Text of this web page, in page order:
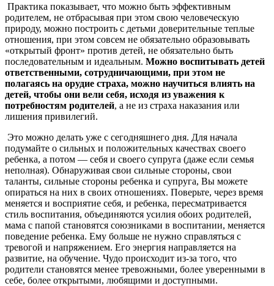
Практика показывает, что можно быть эффективным
родителем, не отбрасывая при этом свою человеческую
природу, можно построить с детьми доверительные теплые
отношения, при этом совсем не обязательно образовывать
«открытый фронт» против детей, не обязательно быть
последовательным и идеальным. Можно воспитывать детей
ответственными, сотрудничающими, при этом не
полагаясь на орудие страха, можно научиться влиять на
детей, чтобы они вели себя, исходя из уважения к
потребностям родителей, а не из страха наказания или
лишения привилегий.
Это можно делать уже с сегодняшнего дня. Для начала
подумайте о сильных и положительных качествах своего
ребенка, а потом — себя и своего супруга (даже если семья
неполная). Обнаруживая свои сильные стороны, свои
таланты, сильные стороны ребенка и супруга, Вы можете
опираться на них в своих отношениях. Поверьте, через время
меняется и восприятие себя, и ребенка, пересматривается
стиль воспитания, объединяются усилия обоих родителей,
мама с папой становятся союзниками в воспитании, меняется
поведение ребенка. Ему больше не нужно справляться с
тревогой и напряжением. Его энергия направляется на
развитие, на обучение. Чудо происходит из-за того, что
родители становятся менее тревожными, более уверенными в
себе, более открытыми, любящими и доступными.